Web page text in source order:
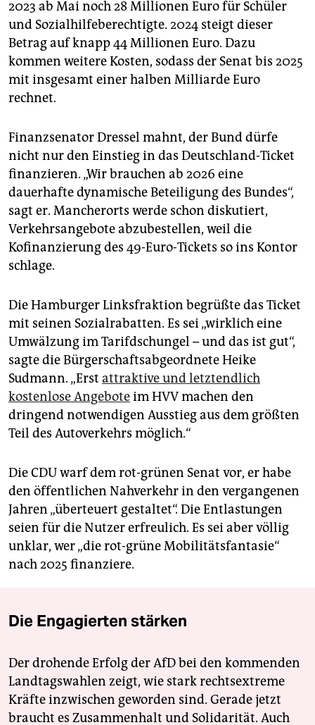
2023 ab Mai noch 28 Millionen Euro für Schüler
und Sozialhilfeberechtigte. 2024 steigt dieser
Betrag auf knapp 44 Millionen Euro. Dazu
kommen weitere Kosten, sodass der Senat bis 2025
mit insgesamt einer halben Milliarde Euro
rechnet.
Finanzsenator Dressel mahnt, der Bund dürfe
nicht nur den Einstieg in das Deutschland-Ticket
finanzieren. „Wir brauchen ab 2026 eine
dauerhafte dynamische Beteiligung des Bundes“,
sagt er. Mancherorts werde schon diskutiert,
Verkehrsangebote abzubestellen, weil die
Kofinanzierung des 49-Euro-Tickets so ins Kontor
schlage.
Die Hamburger Linksfraktion begrüßte das Ticket
mit seinen Sozialrabatten. Es sei „wirklich eine
Umwälzung im Tarifdschungel – und das ist gut“,
sagte die Bürgerschaftsabgeordnete Heike
Sudmann. „Erst attraktive und letztendlich
kostenlose Angeboteim HVV machen den
dringend notwendigen Ausstieg aus dem größten
Teil des Autoverkehrs möglich.“
Die CDU warf dem rot-grünen Senat vor, er habe
den öffentlichen Nahverkehr in den vergangenen
Jahren „überteuert gestaltet“. Die Entlastungen
seien für die Nutzer erfreulich. Es sei aber völlig
unklar, wer „die rot-grüne Mobilitätsfantasie“
nach 2025 finanziere.
Die Engagierten stärken
Der drohende Erfolg der AfD bei den kommenden
Landtagswahlen zeigt, wie stark rechtsextreme
Kräfte inzwischen geworden sind. Gerade jetzt
braucht es Zusammenhalt und Solidarität. Auch